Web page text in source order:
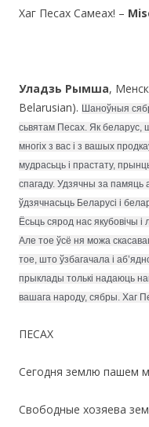
Хаг Песах Самеах! –
Уладзь Рымша,
Belаrusian). Шаноўныя
сьвятам Песах. Як беларус,
многіх з вас і з вашых
мудрасьць і прастату,
спагаду. Удзячны за памяць
ўдзячнасьць Беларусі і
Ёсьць сярод нас якубовічы
Але тое ўсё ня можа
тое, што ўзбагачала і
прыклады толькі надаюць
вашага народу, сябры. Хаг
ПЕСАХ
Сегодня землю пашем
Свободные хозяева